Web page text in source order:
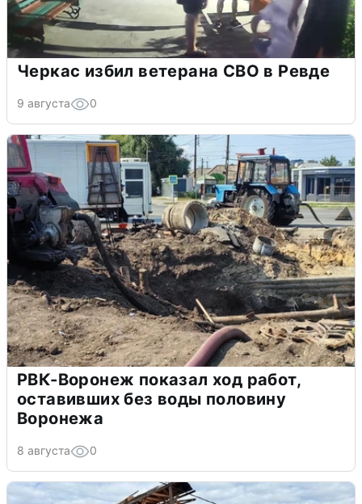
Черкас избил ветерана СВО в Ревде
9 августа 0
РВК-Воронеж показал ход работ,
оставивших без воды половину
Воронежа
8 августа 0